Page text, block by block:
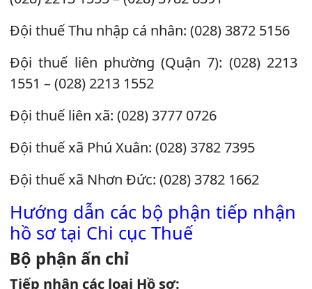
Đội thuế Thu nhập cá nhân: (028) 3872 5156
Đội thuế liên phường (Quận 7): (028) 2213
1551 – (028) 2213 1552
Đội thuế liên xã: (028) 3777 0726
Đội thuế xã Phú Xuân: (028) 3782 7395
Đội thuế xã Nhơn Đức: (028) 3782 1662
Hướng dẫn các bộ phận tiếp nhận
hồ sơ tại Chi cục Thuế
Bộ phận ấn chỉ
Tiếp nhận các loại Hồ sơ: